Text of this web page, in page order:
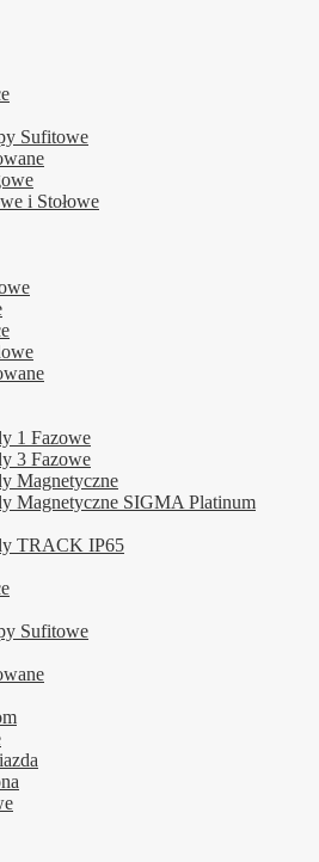
Sufitowe
i Stołowe
1 Fazowe
3 Fazowe
Magnetyczne
Magnetyczne SIGMA Platinum
TRACK IP65
Sufitowe